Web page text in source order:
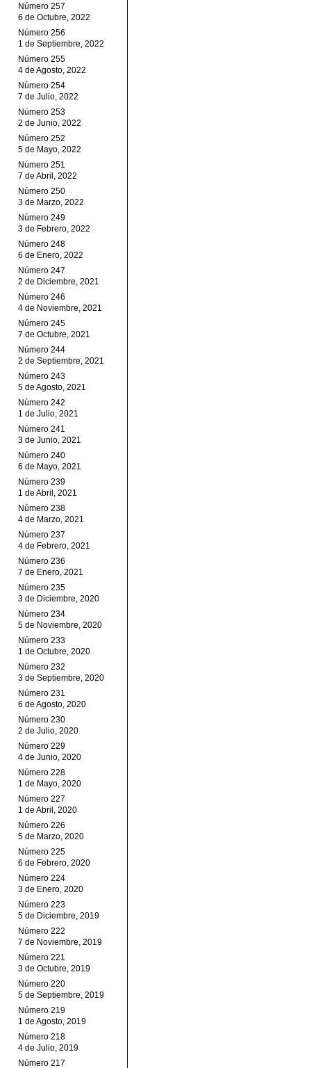
Número 257
6 de Octubre, 2022
Número 256
1 de Septiembre, 2022
Número 255
4 de Agosto, 2022
Número 254
7 de Julio, 2022
Número 253
2 de Junio, 2022
Número 252
5 de Mayo, 2022
Número 251
7 de Abril, 2022
Número 250
3 de Marzo, 2022
Número 249
3 de Febrero, 2022
Número 248
6 de Enero, 2022
Número 247
2 de Diciembre, 2021
Número 246
4 de Noviembre, 2021
Número 245
7 de Octubre, 2021
Número 244
2 de Septiembre, 2021
Número 243
5 de Agosto, 2021
Número 242
1 de Julio, 2021
Número 241
3 de Junio, 2021
Número 240
6 de Mayo, 2021
Número 239
1 de Abril, 2021
Número 238
4 de Marzo, 2021
Número 237
4 de Febrero, 2021
Número 236
7 de Enero, 2021
Número 235
3 de Diciembre, 2020
Número 234
5 de Noviembre, 2020
Número 233
1 de Octubre, 2020
Número 232
3 de Septiembre, 2020
Número 231
6 de Agosto, 2020
Número 230
2 de Julio, 2020
Número 229
4 de Junio, 2020
Número 228
1 de Mayo, 2020
Número 227
1 de Abril, 2020
Número 226
5 de Marzo, 2020
Número 225
6 de Febrero, 2020
Número 224
3 de Enero, 2020
Número 223
5 de Diciembre, 2019
Número 222
7 de Noviembre, 2019
Número 221
3 de Octubre, 2019
Número 220
5 de Septiembre, 2019
Número 219
1 de Agosto, 2019
Número 218
4 de Julio, 2019
Número 217